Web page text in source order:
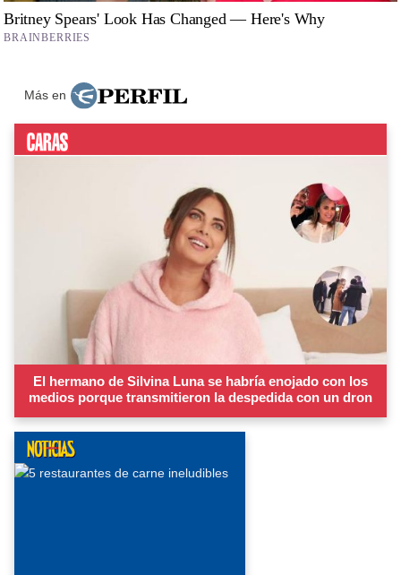
Más en
El hermano de Silvina Luna se habría enojado con los
medios porque transmitieron la despedida con un dron